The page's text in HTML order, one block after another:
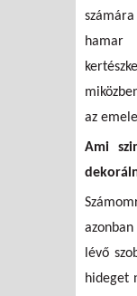
hamar
az
Ami
lévő
hideget